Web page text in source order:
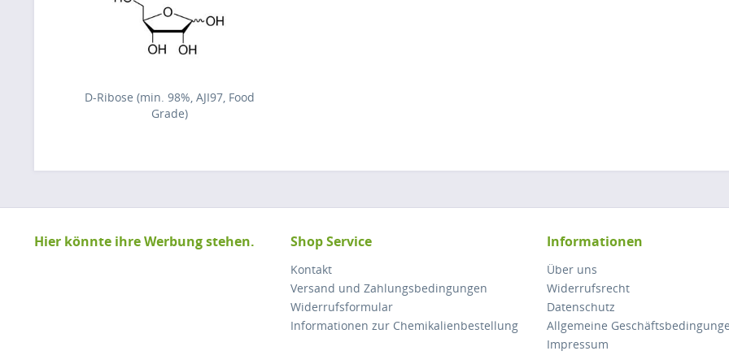
D-Ribose (min. 98%, AJI97, Food
Grade)
Hier könnte ihre Werbung stehen. Shop Service
Kontakt
Versand und Zahlungsbedingungen
Widerrufsformular
Informationen zur Chemikalienbestellung
Informationen
Über uns
Widerrufsrecht
Datenschutz
Allgemeine
Impressum